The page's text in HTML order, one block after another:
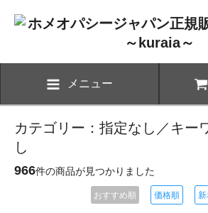
メニュー
カテゴリー：指定なし／キー
し
966件の商品が見つかりました
おすすめ順 価格順